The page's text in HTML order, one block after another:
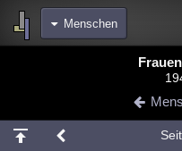
Menschen
Chat Wiki
meine Rubriken